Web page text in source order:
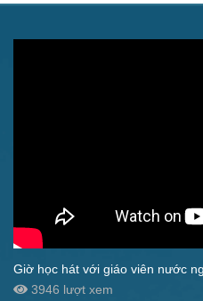
Giờ học hát với giáo viên nước
3946 lượt xem